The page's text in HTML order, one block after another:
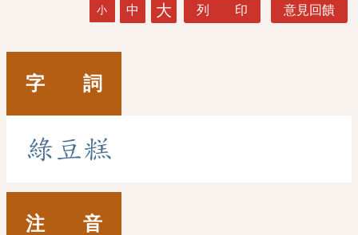
小 中 大 列 印 意見回饋
字 詞
綠 豆糕
注 音